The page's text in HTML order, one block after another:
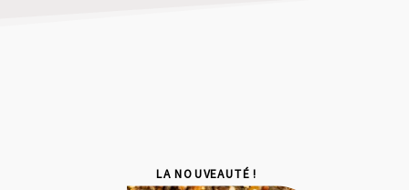
LA NOUVEAUTÉ !